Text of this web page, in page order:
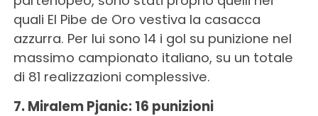
quali El Pibe de Oro vestiva la casacca
azzurra. Per lui sono 14 i gol su punizione nel
massimo campionato italiano, su un totale
di 81 realizzazioni complessive.
7. Miralem Pjanic: 16 punizioni